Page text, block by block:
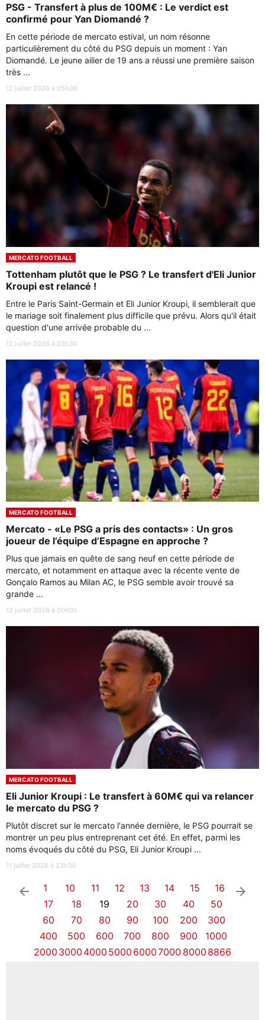
PSG - Transfert à plus de 100M€ : Le verdict est
confirmé pour Yan Diomandé ?
En cette période de mercato estival, un nom résonne
particulièrement du côté du PSG depuis un moment : Yan
Diomandé. Le jeune ailier de 19 ans a réussi une première saison
très ...
12 juillet 2026 à 05h30
MERCATO FOOTBALL
Tottenham plutôt que le PSG ? Le transfert d'Eli Junior
Kroupi est relancé !
Entre le Paris Saint-Germain et Eli Junior Kroupi, il semblerait que
le mariage soit finalement plus difficile que prévu. Alors qu'il était
question d'une arrivée probable du ...
12 juillet 2026 à 03h30
MERCATO FOOTBALL
Mercato - «Le PSG a pris des contacts» : Un gros
joueur de l’équipe d’Espagne en approche ?
Plus que jamais en quête de sang neuf en cette période de
mercato, et notamment en attaque avec la récente vente de
Gonçalo Ramos au Milan AC, le PSG semble avoir trouvé sa
grande ...
12 juillet 2026 à 00h00
MERCATO FOOTBALL
Eli Junior Kroupi : Le transfert à 60M€ qui va relancer
le mercato du PSG ?
Plutôt discret sur le mercato l'année dernière, le PSG pourrait se
montrer un peu plus entreprenant cet été. En effet, parmi les
noms évoqués du côté du PSG, Eli Junior Kroupi ...
11 juillet 2026 à 23h30
arrow_left 1 10 11 12 13 14 15
16
17
18 19 20 30 40
50
60
70 80 90 100 200
300
400
500 600 700 800 900
1000
2000 3000 4000 5000 60007000 8000 8866
arrow_right